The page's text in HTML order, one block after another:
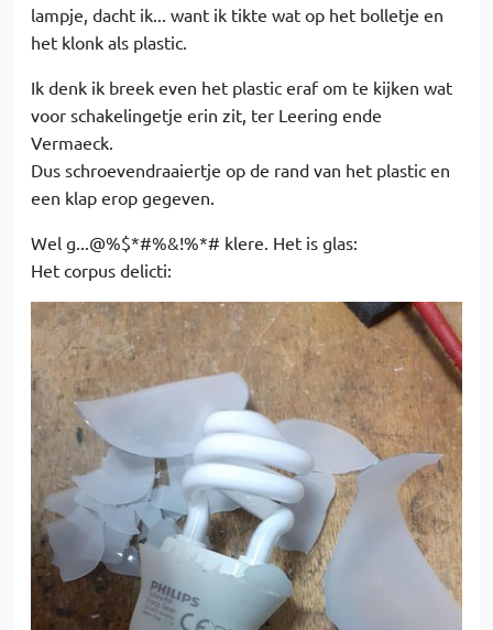
lampje, dacht ik... want ik tikte wat op het bolletje en
het klonk als plastic.
Ik denk ik breek even het plastic eraf om te kijken wat
voor schakelingetje erin zit, ter Leering ende
Vermaeck.
Dus schroevendraaiertje op de rand van het plastic en
een klap erop gegeven.
Wel g...@%$*#%&!%*# klere. Het is glas:
Het corpus delicti: